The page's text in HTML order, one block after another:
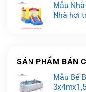
Mẫu
Nhà hơi
SẢN PHẨM BÁN
Mẫu Bể